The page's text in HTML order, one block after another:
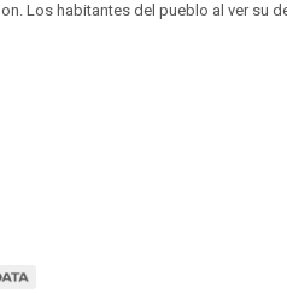
Los habitantes del pueblo al ver su